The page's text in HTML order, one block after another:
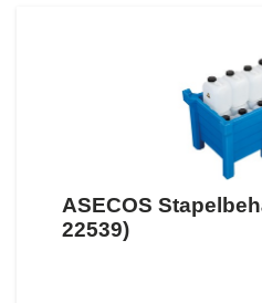
ASECOS
22539)